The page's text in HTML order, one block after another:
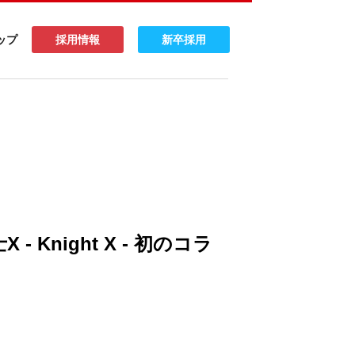
プ 採用情報 新卒採用
X - Knight X - 初のコラ